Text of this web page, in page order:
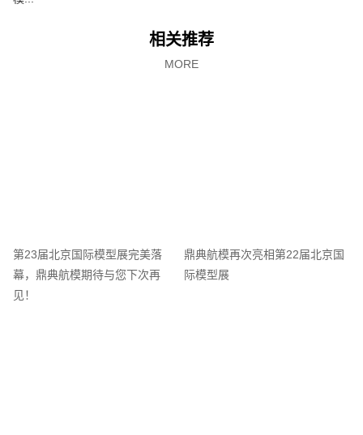
相关推荐
MORE
第23届北京国际模型展完美落
幕，鼎典航模期待与您下次再
见！
鼎典航模再次亮相第22届北京国
际模型展